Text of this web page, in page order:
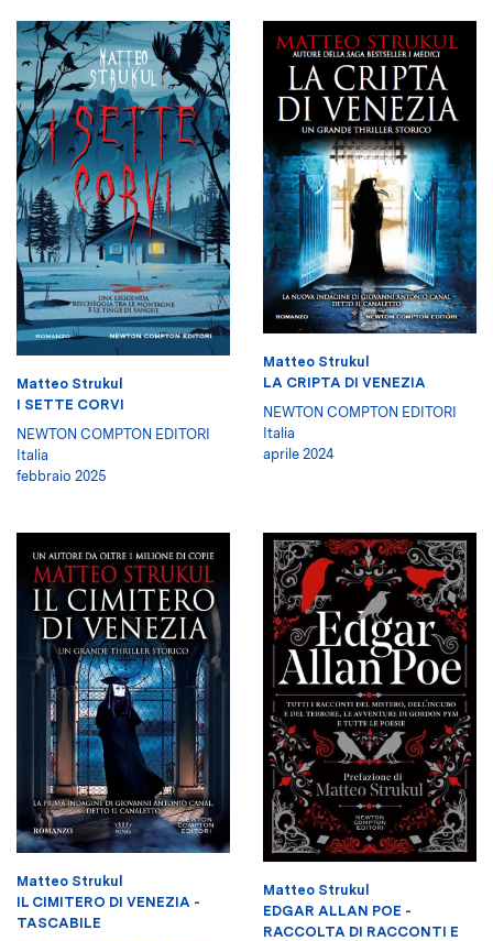
Matteo Strukul
I SETTE CORVI
NEWTON COMPTON EDITORI
Italia
febbraio 2025
Matteo Strukul
LA CRIPTA DI VENEZIA
NEWTON COMPTON EDITORI
Italia
aprile 2024
Matteo Strukul
IL CIMITERO DI VENEZIA -
TASCABILE
Matteo Strukul
EDGAR ALLAN POE -
RACCOLTA DI RACCONTI E